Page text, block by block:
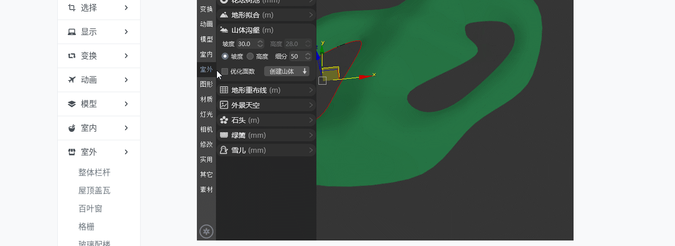
选择
显示
变换
动画
模型
室内
室外
整体栏杆
屋顶盖瓦
百叶窗
格栅